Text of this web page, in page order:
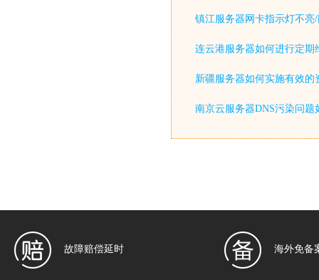
镇江服务器网卡指示灯不亮
连云港服务器如何进行定期
新疆服务器如何实施有效的
南京云服务器DNS污染问题
故障赔偿延时 海外免备